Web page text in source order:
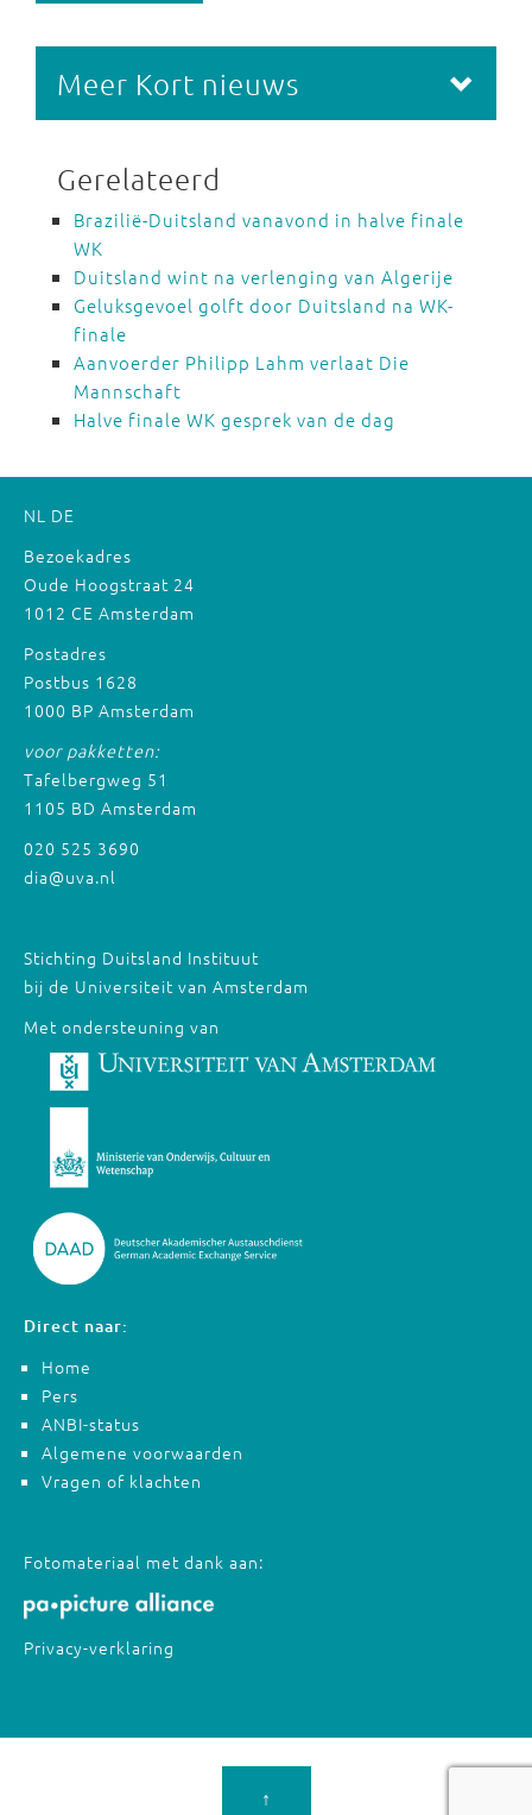
Meer Kort nieuws
Gerelateerd
Brazilië-Duitsland vanavond in halve finale
WK
Duitsland wint na verlenging van Algerije
Geluksgevoel golft door Duitsland na WK-
finale
Aanvoerder Philipp Lahm verlaat Die
Mannschaft
Halve finale WK gesprek van de dag
NL DE
Bezoekadres
Oude Hoogstraat 24
1012 CE Amsterdam
Postadres
Postbus 1628
1000 BP Amsterdam
voor pakketten:
Tafelbergweg 51
1105 BD Amsterdam
020 525 3690
dia@uva.nl
Stichting Duitsland Instituut
bij de Universiteit van Amsterdam
Met ondersteuning van
Direct naar:
Home
Pers
ANBI-status
Algemene voorwaarden
Vragen of klachten
Fotomateriaal met dank aan:
Privacy-verklaring
↑